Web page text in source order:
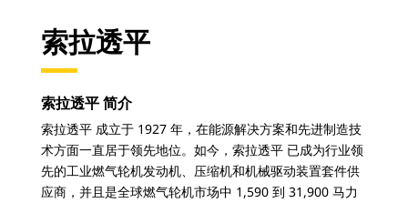
索拉透平
索拉透平 简介
索拉透平 成立于 1927 年，在能源解决方案和先进制造技
术方面一直居于领先地位。如今，索拉透平 已成为行业领
先的工业燃气轮机发动机、压缩机和机械驱动装置套件供
应商，并且是全球燃气轮机市场中 1,590 到 31,900 马力